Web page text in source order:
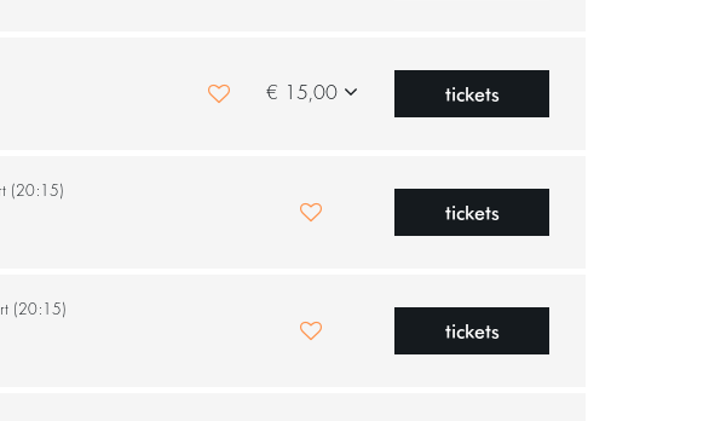
€ 15,00 tickets
(20:15)
tickets
(20:15)
tickets